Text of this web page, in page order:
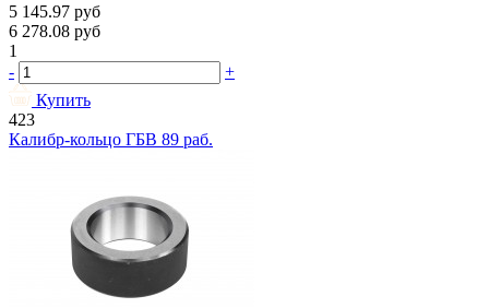
5 145.97 руб
6 278.08 руб
1
-
+
Купить
423
Калибр-кольцо ГБВ 89 раб.